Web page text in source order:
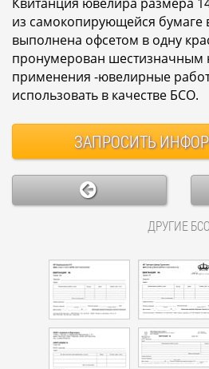
из самокопирующейся бумаге
выполнена офсетом в одну
пронумерован шестизначным
применения -ювелирные
использовать в качестве БСО.
ЗАПРОСИТЬ
ДРУГИЕ БСО